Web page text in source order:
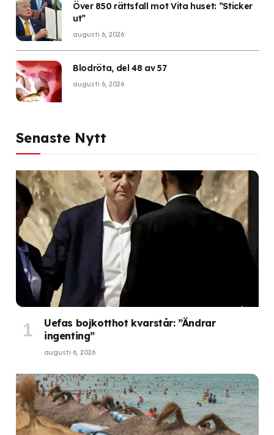
Över 850 rättsfall mot Vita huset: ”Sticker
ut”
augusti 6, 2026
Blodröta, del 48 av 57
augusti 6, 2026
Senaste Nytt
Uefas bojkotthot kvarstår: ”Ändrar
ingenting”
augusti 6, 2026